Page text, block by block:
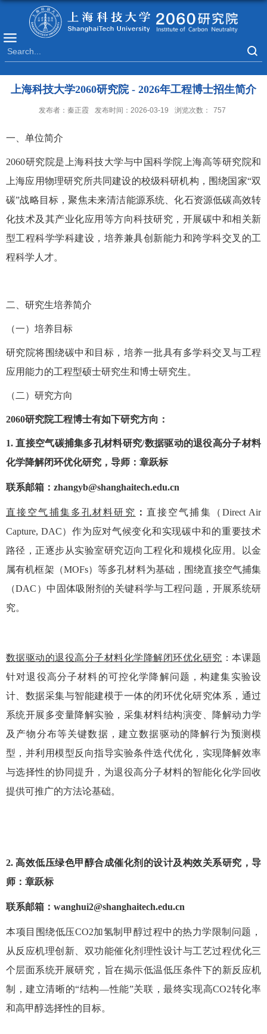
上海科技大学2060研究院 - 2026年工程博士招生简介
发布者：秦正霞 发布时间：2026-03-19 浏览次数： 757
一、单位简介
2060研究院是上海科技大学与中国科学院上海高等研究院和
上海应用物理研究所共同建设的校级科研机构，围绕国家“双
碳”战略目标，聚焦未来清洁能源系统、化石资源低碳高效转
化技术及其产业化应用等方向科技研究，开展碳中和相关新
型工程科学学科建设，培养兼具创新能力和跨学科交叉的工
程科学人才。
二、研究生培养简介
（一）培养目标
研究院将围绕碳中和目标，培养一批具有多学科交叉与工程
应用能力的工程型硕士研究生和博士研究生。
（二）研究方向
2060研究院工程博士有如下研究方向：
1.直接空气碳捕集多孔材料研究/数据驱动的退役高分子材料
化学降解闭环优化研究 ，导师：章跃标
联系邮箱： zhangyb@shanghaitech.edu.cn
直接空气捕集多孔材料研究 ： 直接空气捕集
（Direct Air
Capture, DAC）作为应对气候变化和实现碳中和的重要技术
路径，正逐步从实验室研究迈向工程化和规模化应用。以金
属有机框架（MOFs）等多孔材料为基础，围绕直接空气捕集
（DAC）中固体吸附剂的关键科学与工程问题，开展系统研
究。
数据驱动的退役高分子材料化学降解闭环优化研究 ：本课题
针对退役高分子材料的可控化学降解问题，构建集实验设
计、数据采集与智能建模于一体的闭环优化研究体系，通过
系统开展多变量降解实验，采集材料结构演变、降解动力学
及产物分布等关键数据，建立数据驱动的降解行为预测模
型，并利用模型反向指导实验条件迭代优化，实现降解效率
与选择性的协同提升，为退役高分子材料的智能化化学回收
提供可推广的方法论基础。
2.高效低压绿色甲醇合成催化剂的设计及构效关系研究，导
师： 章跃标
联系邮箱 ： wanghui2@shanghaitech.edu.cn
本项目围绕低压CO2加氢制甲醇过程中的热力学限制问题，
从反应机理创新、双功能催化剂理性设计与工艺过程优化三
个层面系统开展研究，旨在揭示低温低压条件下的新反应机
制，建立清晰的“结构—性能”关联，最终实现高CO2转化率
和高甲醇选择性的目标。